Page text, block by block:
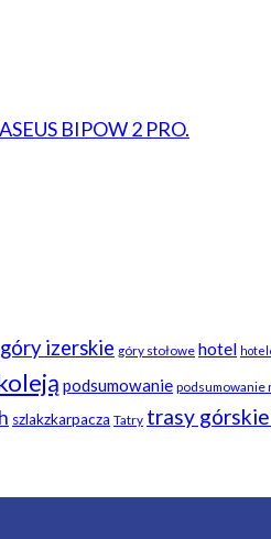
BIPOW 2 PRO.
góry izerskie góry stołowe hotel
podsumowanie podsumowanie
szlakzkarpacza Tatry trasy